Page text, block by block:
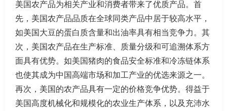
美国农产品为相关产业和消费者带来了优质产品。首
先，美国农产品品质在全球同类产品中居于较高水平，
如美国大豆的蛋白质含量和出油率具有相当竞争力。其
次，美国农产品在生产标准、质量分级和可追溯体系方
面具有优势。如美国猪肉的食品安全标准和冷冻链体系
也使其成为中国高端市场和加工产业的优选来源之一。
再次，美国的农产品具有一定的价格竞争优势。得益于
美国高度机械化和规模化的农业生产体系，以及充沛水